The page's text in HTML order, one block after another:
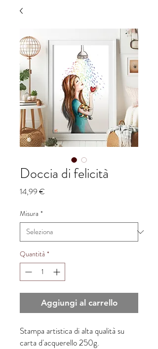
Doccia di felicità
14,99 €
Misura *
Quantità *
Aggiungi al carrello
Stampa artistica di alta qualità su
carta d'acquerello 250g.